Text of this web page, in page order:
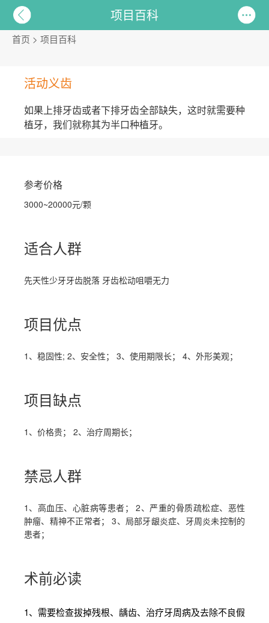
项目百科
首页 > 项目百科
活动义齿
如果上排牙齿或者下排牙齿全部缺失，这时就需要种
植牙，我们就称其为半口种植牙。
参考价格
3000~20000元/颗
适合人群
先天性少牙牙齿脱落 牙齿松动咀嚼无力
项目优点
1、稳固性; 2、安全性； 3、使用期限长； 4、外形美观；
项目缺点
1、价格贵； 2、治疗周期长；
禁忌人群
1、高血压、心脏病等患者； 2、严重的骨质疏松症、恶性
肿瘤、精神不正常者； 3、局部牙龈炎症、牙周炎未控制的
患者；
术前必读
1、需要检查拔掉残根、龋齿、治疗牙周病及去除不良假